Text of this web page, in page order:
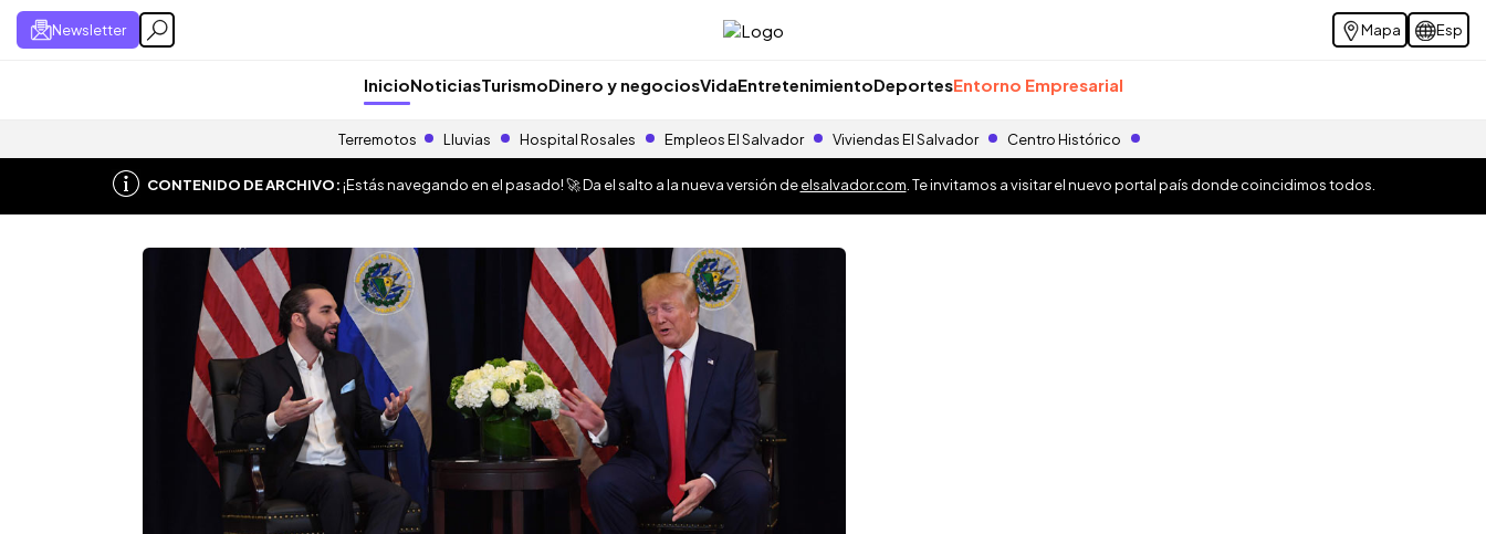
Newsletter Mapa Esp
InicioNoticiasTurismoDinero y negociosVidaEntretenimientoDeportesEntorno Empresarial
Terremotos Lluvias Hospital Rosales Empleos El Salvador Viviendas El Salvador Centro Histórico
CONTENIDO DE ARCHIVO:¡Estás navegando en el pasado! 🚀 Da el salto a la nueva versión deelsalvador.com . Te invitamos a visitar el nuevo portal país donde coincidimos todos.